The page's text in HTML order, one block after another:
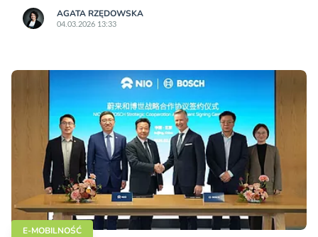
AGATA RZĘDOWSKA
04.03.2026 13:33
E-MOBILNOŚĆ